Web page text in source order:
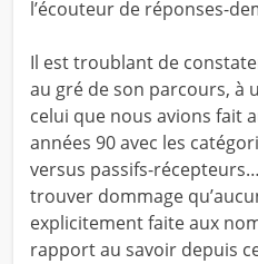
l’écouteur de réponses-
Il est troublant de
au gré de son parcours, à
celui que nous avions fait
années 90 avec les
versus passifs-
trouver dommage
explicitement faite aux
rapport au savoir depuis